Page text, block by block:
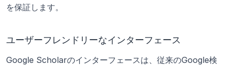
を保証します。
ユーザーフレンドリーなインターフェース
Google Scholarのインターフェースは、従来のGoogle検